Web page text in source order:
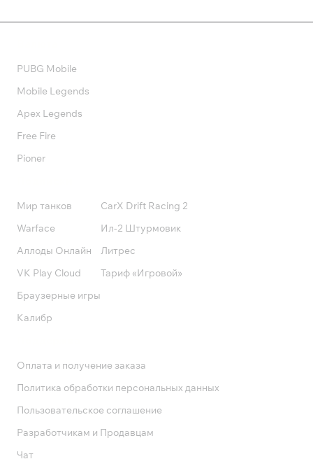
PUBG Mobile
Mobile Legends
Apex Legends
Free Fire
Pioner
Мир танков
Warface
Аллоды Онлайн
VK Play Cloud
Браузерные игры
Калибр
CarX Drift Racing 2
Ил-2 Штурмовик
Литрес
Тариф «Игровой»
Оплата и получение заказа
Политика обработки персональных данных
Пользовательское соглашение
Разработчикам и Продавцам
Чат